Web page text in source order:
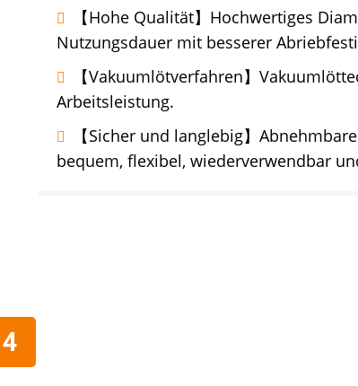
【Hohe Qualität】Hochwertiges
Nutzungsdauer mit besserer
【Vakuumlötverfahren】
Arbeitsleistung.
【Sicher und langlebig】
bequem, flexibel, wiederverwendbar